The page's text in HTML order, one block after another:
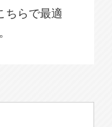
ちらで最適